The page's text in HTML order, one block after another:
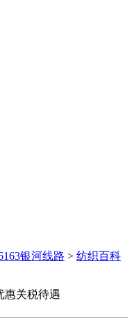
银河线路 > 纺织百科
惠关税待遇